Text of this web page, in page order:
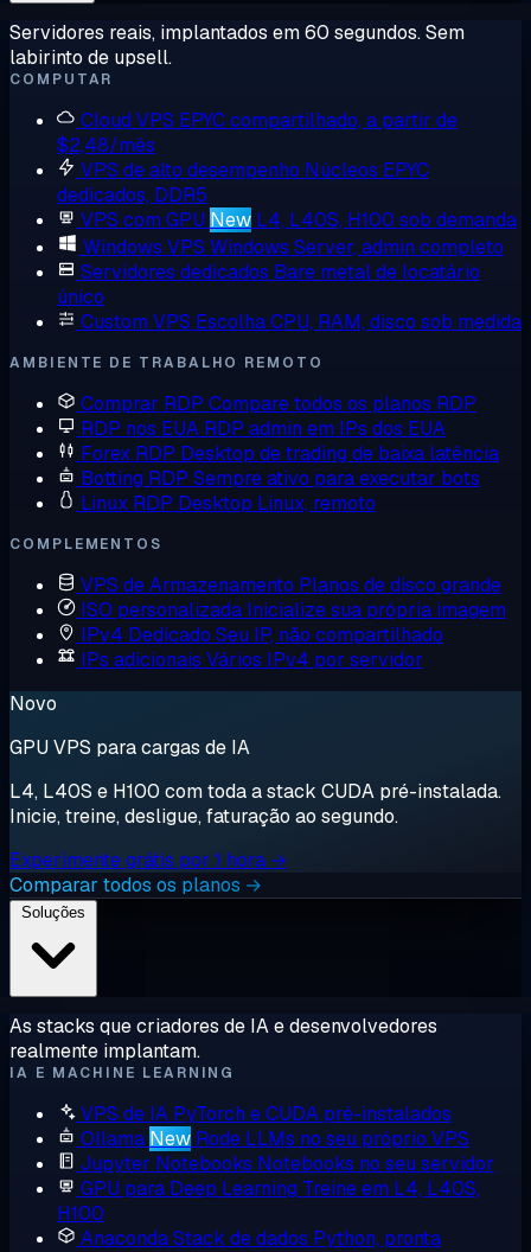
Servidores reais, implantados em 60 segundos. Sem
labirinto de upsell.
COMPUTAR
Cloud VPS EPYC compartilhado, a partir de
$2,48/mês
VPS de alto desempenho Núcleos EPYC
dedicados, DDR5
VPS com GPU New L4, L40S, H100 sob demanda
Windows VPS Windows Server, admin completo
Servidores dedicados Bare metal de locatário
único
Custom VPS Escolha CPU, RAM, disco sob medida
AMBIENTE DE TRABALHO REMOTO
Comprar RDP Compare todos os planos RDP
RDP nos EUA RDP admin em IPs dos EUA
Forex RDP Desktop de trading de baixa latência
Botting RDP Sempre ativo para executar bots
Linux RDP Desktop Linux, remoto
COMPLEMENTOS
VPS de Armazenamento Planos de disco grande
ISO personalizada Inicialize sua própria imagem
IPv4 Dedicado Seu IP, não compartilhado
IPs adicionais Vários IPv4 por servidor
Novo
GPU VPS para cargas de IA
L4, L40S e H100 com toda a stack CUDA pré-instalada.
Inicie, treine, desligue, faturação ao segundo.
Experimente grátis por 1 hora →
Comparar todos os planos →
As stacks que criadores de IA e desenvolvedores
realmente implantam.
IA E MACHINE LEARNING
VPS de IA PyTorch e CUDA pré-instalados
Ollama New Rode LLMs no seu próprio VPS
Jupyter Notebooks Notebooks no seu servidor
GPU para Deep Learning Treine em L4, L40S,
H100
AnacondaStack de dados Python, pronta